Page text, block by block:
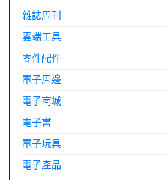
雜誌周刊
雲端工具
零件配件
電子周邊
電子商城
電子書
電子玩具
電子產品